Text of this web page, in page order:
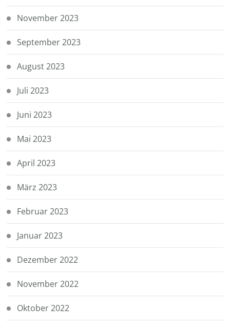
November 2023
September 2023
August 2023
Juli 2023
Juni 2023
Mai 2023
April 2023
März 2023
Februar 2023
Januar 2023
Dezember 2022
November 2022
Oktober 2022